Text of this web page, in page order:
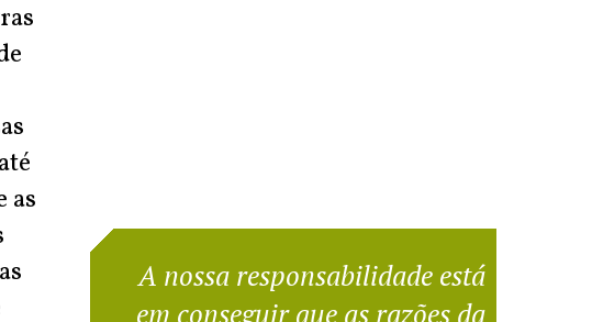
as
A nossa responsabilidade está
em conseguir que as razões da